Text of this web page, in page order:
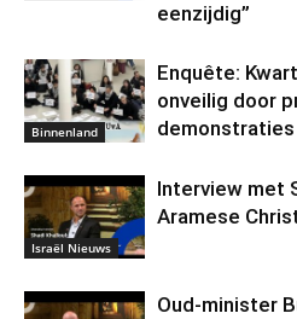
eenzijdig”
Binnenland
Enquête:
onveilig door
demonstraties
Israël Nieuws
Interview met
Aramese
Oud-minister